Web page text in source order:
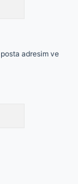
posta adresim ve